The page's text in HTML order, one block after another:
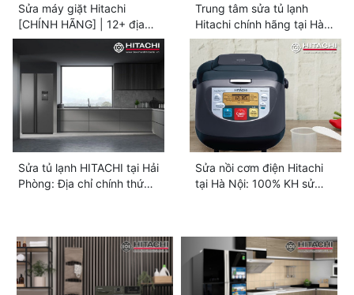
Sửa máy giặt Hitachi
[CHÍNH HÃNG] | 12+ địa
chỉ gần bạn
Trung tâm sửa tủ lạnh
Hitachi chính hãng tại Hà
Nội uy tín số #1
Sửa tủ lạnh HITACHI tại Hải
Phòng: Địa chỉ chính thức |
Sửa nồi cơm điện Hitachi
tại Hà Nội: 100% KH sử